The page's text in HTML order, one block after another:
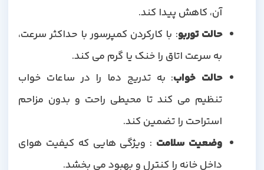
آن، کاهش پیدا کند.
حالت توربو: با کارکردن کمپرسور با حداکثر سرعت،
به سرعت اتاق را خنک یا گرم می کند.
حالت خواب: به تدریج دما را در ساعات خواب
تنظیم می کند تا محیطی راحت و بدون مزاحم
استراحت را تضمین کند.
وضعیت سلامت: ویژگی هایی که کیفیت هوای
داخل خانه را کنترل و بهبود می بخشد.